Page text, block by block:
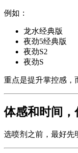
例如：
龙水经典版
夜劲5经典版
夜劲S2
夜劲S
重点是提升掌控感，
体感和时间，
选喷剂之前，最好先